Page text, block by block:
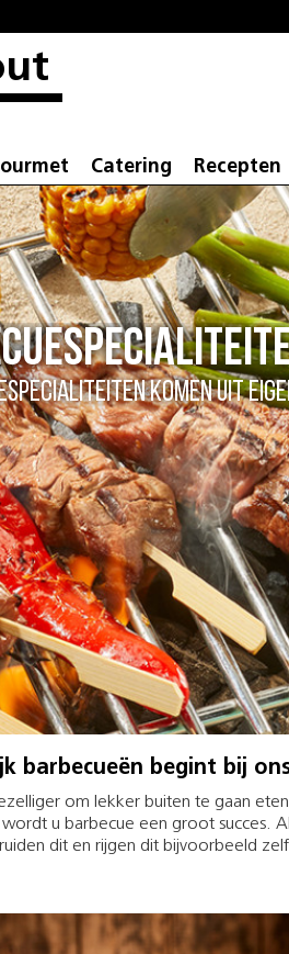
Catering Recepten
komen uit
barbecueën begint bij
om lekker buiten te gaan
u barbecue een groot succes.
dit en rijgen dit bijvoorbeeld zelf